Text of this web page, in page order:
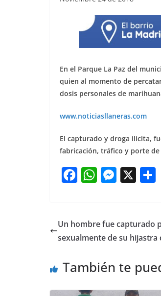
c
b
o
o
k
at
s
A
p
p
ss
e
n
g
er
En el Parque La Paz del
quien al momento de
dosis personales de
www.noticiasllaneras.com
El capturado y droga ilícita,
fabricación, tráfico y porte
F
e
b
o
k
W
s
A
p
M
e
n
er
X
Un hombre fue capturado
sexualmente de su hijastra
También te